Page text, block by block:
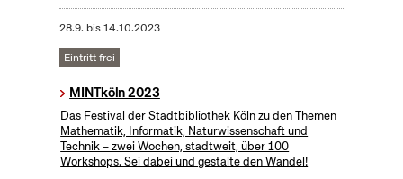
28.9. bis14.10.2023
Eintritt frei
MINTköln 2023
Das Festival der Stadtbibliothek Köln zu den Themen
Mathematik, Informatik, Naturwissenschaft und
Technik – zwei Wochen, stadtweit, über 100
Workshops. Sei dabei und gestalte den Wandel!